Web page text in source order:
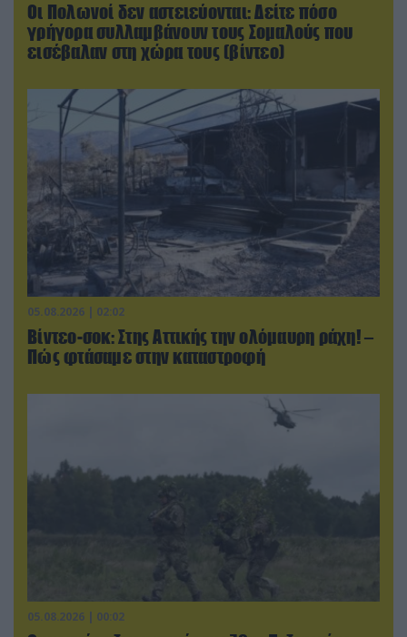
Οι Πολωνοί δεν αστειεύονται: Δείτε πόσο
γρήγορα συλλαμβάνουν τους Σομαλούς που
εισέβαλαν στη χώρα τους (βίντεο)
05.08.2026 | 02:02
Βίντεο-σοκ: Στης Αττικής την ολόμαυρη ράχη! –
Πώς φτάσαμε στην καταστροφή
05.08.2026 | 00:02